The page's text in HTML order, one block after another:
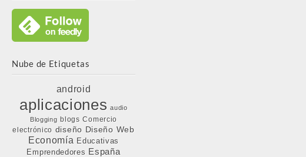
Nube de Etiquetas
android
aplicaciones audio
Blogging blogs Comercio
electrónico diseño Diseño Web
Economía Educativas
Emprendedores España